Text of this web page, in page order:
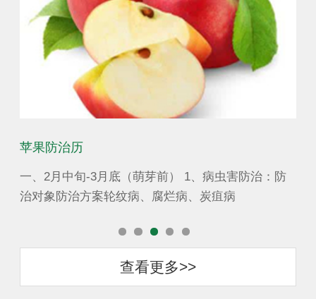
苹果防治历
一、2月中旬-3月底（萌芽前） 1、病虫害防治：防
治对象防治方案轮纹病、腐烂病、炭疽病
查看更多>>